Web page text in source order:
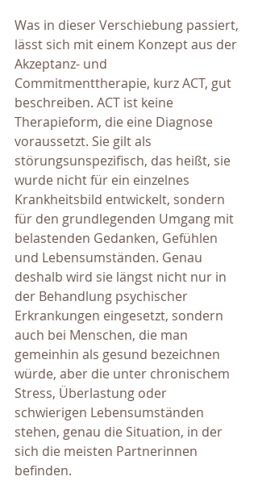
Was in dieser Verschiebung passiert,
lässt sich mit einem Konzept aus der
Akzeptanz- und
Commitmenttherapie, kurz ACT, gut
beschreiben. ACT ist keine
Therapieform, die eine Diagnose
voraussetzt. Sie gilt als
störungsunspezifisch, das heißt, sie
wurde nicht für ein einzelnes
Krankheitsbild entwickelt, sondern
für den grundlegenden Umgang mit
belastenden Gedanken, Gefühlen
und Lebensumständen. Genau
deshalb wird sie längst nicht nur in
der Behandlung psychischer
Erkrankungen eingesetzt, sondern
auch bei Menschen, die man
gemeinhin als gesund bezeichnen
würde, aber die unter chronischem
Stress, Überlastung oder
schwierigen Lebensumständen
stehen, genau die Situation, in der
sich die meisten Partnerinnen
befinden.